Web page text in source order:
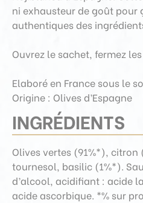
ni exhausteur de goût pour
authentiques des
Ouvrez le sachet, fermez
Elaboré en France sous le
Origine : Olives d’Espagne
INGRÉDIENTS
Olives vertes (91%*), citron
tournesol, basilic (1%*).
d’alcool, acidifiant : acide
acide ascorbique. *% sur